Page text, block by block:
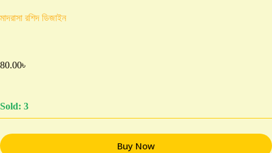
মাদরাসা রশিদ ডিজাইন
80.00৳
Sold: 3
Buy Now